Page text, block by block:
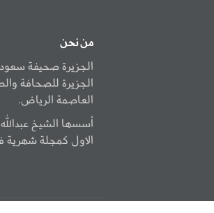
من نحن
الجزيرة صحيفة
الجزيرة للصحافة
العاصمة الرياض.
أسسها الشيخ
الاول كمجلة شهرية في